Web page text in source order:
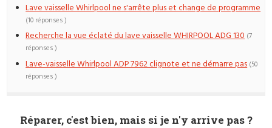
Lave vaisselle Whirlpool ne s'arrête plus et change de programme
(10 réponses )
Recherche la vue éclaté du lave vaisselle WHIRPOOL ADG 130 (7
réponses )
Lave-vaisselle Whirlpool ADP 7962 clignote et ne démarre pas (50
réponses )
Réparer, c'est bien, mais si je n'y arrive pas ?